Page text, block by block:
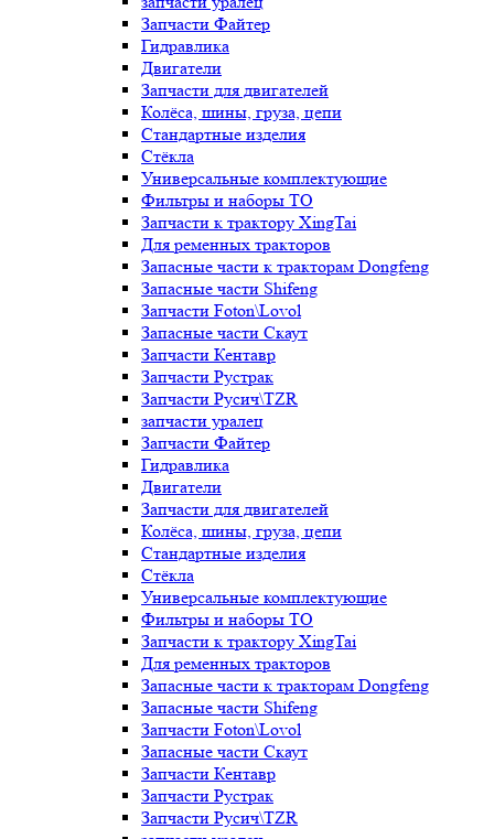
Запчасти Файтер
Гидравлика
Двигатели
Запчасти для двигателей
Колёса, шины, груза, цепи
Стандартные изделия
Стёкла
Универсальные комплектующие
Фильтры и наборы ТО
Запчасти к трактору XingTai
Для ременных тракторов
Запасные части к тракторам Dongfeng
Запасные части Shifeng
Запчасти Foton\Lovol
Запасные части Скаут
Запчасти Кентавр
Запчасти Рустрак
Запчасти Русич\TZR
запчасти уралец
Запчасти Файтер
Гидравлика
Двигатели
Запчасти для двигателей
Колёса, шины, груза, цепи
Стандартные изделия
Стёкла
Универсальные комплектующие
Фильтры и наборы ТО
Запчасти к трактору XingTai
Для ременных тракторов
Запасные части к тракторам Dongfeng
Запасные части Shifeng
Запчасти Foton\Lovol
Запасные части Скаут
Запчасти Кентавр
Запчасти Рустрак
Запчасти Русич\TZR